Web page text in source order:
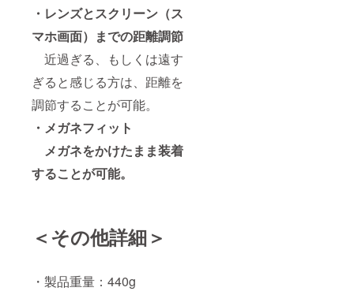
・レンズとスクリーン（ス
マホ画面）までの距離調節
近過ぎる、もしくは遠す
ぎると感じる方は、距離を
調節することが可能。
・メガネフィット
メガネをかけたまま装着
することが可能。
＜その他詳細＞
・製品重量：440g